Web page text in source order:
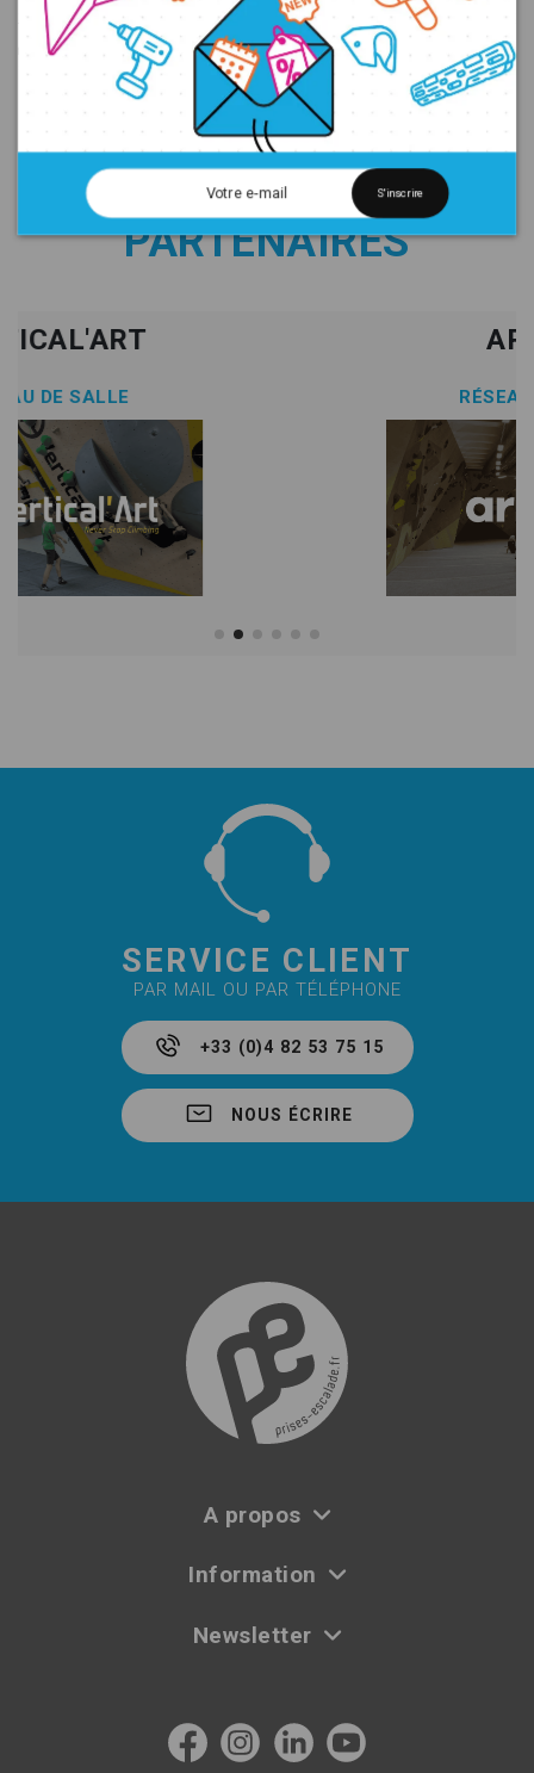
Date :
11/2025
Fourniture :
construction de mur, matelas de réception, KilterBoard,
prises, volumes, visserie
RÉSEAUX DE SALLES
PARTENAIRES
SERVICE CLIENT
PAR MAIL OU PAR TÉLÉPHONE
+33 (0)4 82 53 75 15
NOUS ÉCRIRE
A propos
Information
Newsletter
S'inscrire